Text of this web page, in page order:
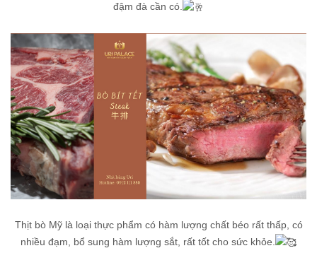
đậm đà cần có.
Thịt bò Mỹ là loại thực phẩm có hàm lượng chất béo rất thấp, có
nhiều đạm, bổ sung hàm lượng sắt, rất tốt cho sức khỏe.